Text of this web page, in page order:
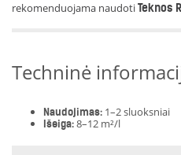
rekomenduojama naudotiTeknos
Techninė
Naudojimas: 1–2 sluoksniai
Išeiga:8–12 m²/l